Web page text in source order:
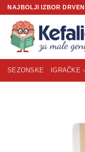
Skip
content
NAJBOLJI IZBOR
SEZONSKE IGRAČKE